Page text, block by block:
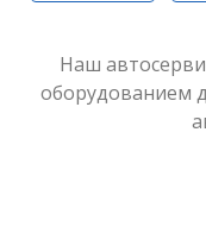
Наш
оборудованием